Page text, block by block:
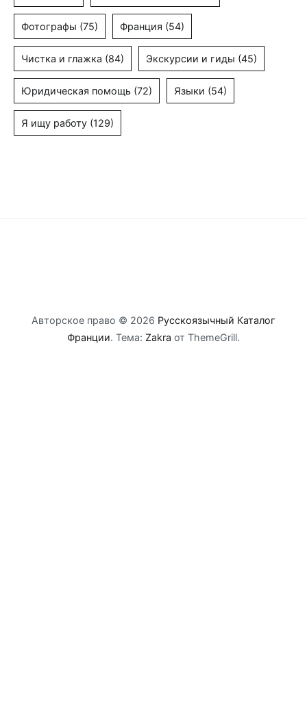
Фотографы (75) Франция (54)
Чистка и глажка (84) Экскурсии и гиды (45)
Юридическая помощь (72) Языки (54)
Я ищу работу (129)
Авторское право © 2026 Русскоязычный Каталог
Франции. Тема: Zakra от ThemeGrill.